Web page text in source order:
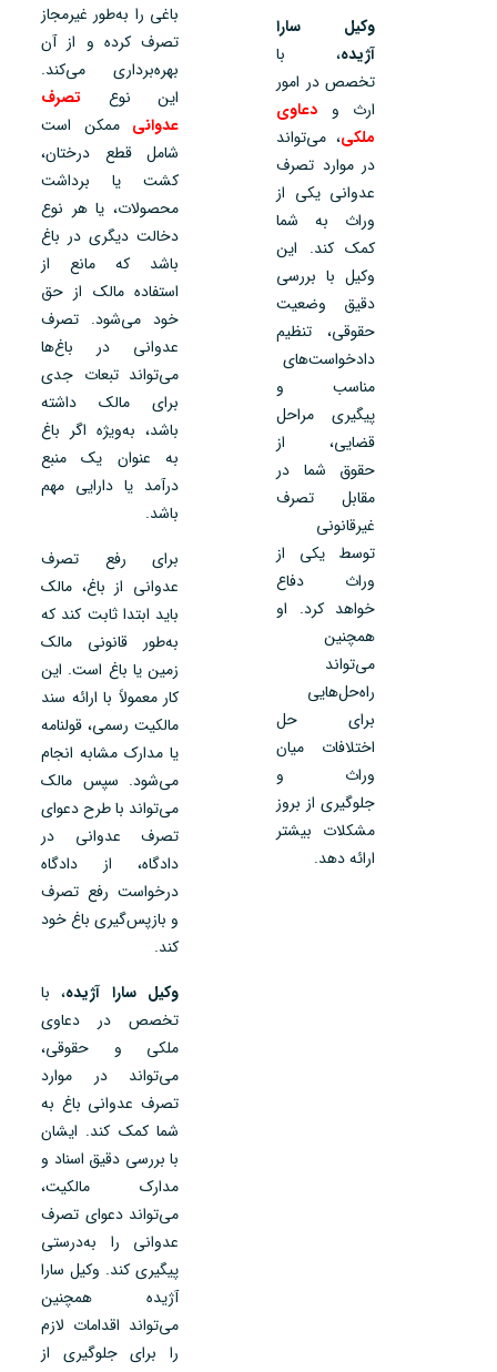
وکیل سارا
آژیده، با
تخصص در امور
ارث و دعاوی
ملکی، می‌تواند
در موارد تصرف
عدوانی یکی از
وراث به شما
کمک کند. این
وکیل با بررسی
دقیق وضعیت
حقوقی، تنظیم
دادخواست‌های
مناسب و
پیگیری مراحل
قضایی، از
حقوق شما در
مقابل تصرف
غیرقانونی
توسط یکی از
وراث دفاع
خواهد کرد. او
همچنین
می‌تواند
راه‌حل‌هایی
برای حل
اختلافات میان
وراث و
جلوگیری از بروز
مشکلات بیشتر
ارائه دهد.
باغی را به‌طور غیرمجاز
تصرف کرده و از آن
بهره‌برداری می‌کند.
این نوع تصرف
عدوانی ممکن است
شامل قطع درختان،
کشت یا برداشت
محصولات، یا هر نوع
دخالت دیگری در باغ
باشد که مانع از
استفاده مالک از حق
خود می‌شود. تصرف
عدوانی در باغ‌ها
می‌تواند تبعات جدی
برای مالک داشته
باشد، به‌ویژه اگر باغ
به عنوان یک منبع
درآمد یا دارایی مهم
باشد.
برای رفع تصرف
عدوانی از باغ، مالک
باید ابتدا ثابت کند که
به‌طور قانونی مالک
زمین یا باغ است. این
کار معمولاً با ارائه سند
مالکیت رسمی، قولنامه
یا مدارک مشابه انجام
می‌شود. سپس مالک
می‌تواند با طرح دعوای
تصرف عدوانی در
دادگاه، از دادگاه
درخواست رفع تصرف
و بازپس‌گیری باغ خود
کند.
وکیل سارا آژیده، با
تخصص در دعاوی
ملکی و حقوقی،
می‌تواند در موارد
تصرف عدوانی باغ به
شما کمک کند. ایشان
با بررسی دقیق اسناد و
مدارک مالکیت،
می‌تواند دعوای تصرف
عدوانی را به‌درستی
پیگیری کند. وکیل سارا
آژیده همچنین
می‌تواند اقدامات لازم
را برای جلوگیری از